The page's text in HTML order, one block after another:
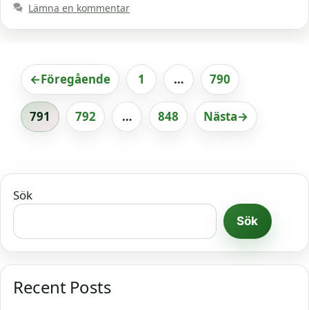
Lämna en kommentar
←Föregående Sida
1 … Sida
790
Sida
791 Sida
792 … Sida
848 Nästa→
Sök
Sök
Recent Posts